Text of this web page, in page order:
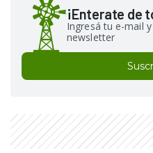
¡Enterate de
Ingresá tu e-mail
newsletter